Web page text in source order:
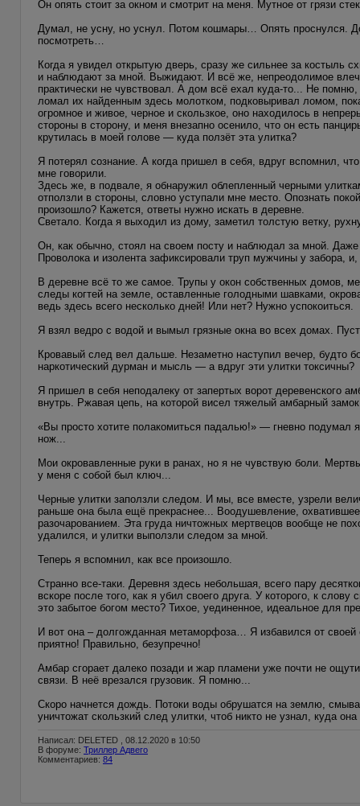
Он опять стоит за окном и смотрит на меня. Мутное от грязи
Думал, не усну, но уснул. Потом кошмары… Опять проснулся.
посмотреть…
Когда я увидел открытую дверь, сразу же сильнее за костыль
и наблюдают за мной. Выжидают. И всё же, непреодолимое
практически не чувствовал. А дом всё ехал куда-то... Не
ломал их найденным здесь молотком, подковыривал ломом,
огромное и живое, черное и скользкое, оно находилось в
стороны в сторону, и меня внезапно осенило, что он есть
крутилась в моей голове — куда ползёт эта улитка?
Я потерял сознание. А когда пришел в себя, вдруг вспомнил,
мне говорили.
Здесь же, в подвале, я обнаружил облепленный черными
отползли в стороны, словно уступали мне место. Опознать
произошло? Кажется, ответы нужно искать в деревне.
Светало. Когда я выходил из дому, заметил толстую ветку,
Он, как обычно, стоял на своем посту и наблюдал за мной.
Проволока и изолента зафиксировали труп мужчины у забора,
В деревне всё то же самое. Трупы у окон собственных домов,
следы когтей на земле, оставленные голодными шавками,
ведь здесь всего несколько дней! Или нет? Нужно успокоиться.
Я взял ведро с водой и вымыл грязные окна во всех домах.
Кровавый след вел дальше. Незаметно наступил вечер, будто
наркотический дурман и мысль — а вдруг эти улитки токсичны?
Я пришел в себя неподалеку от запертых ворот деревенского
внутрь. Ржавая цепь, на которой висел тяжелый амбарный
«Вы просто хотите полакомиться падалью!» — гневно
нож...
Мои окровавленные руки в ранах, но я не чувствую боли.
у меня с собой был ключ...
Черные улитки заползли следом. И мы, все вместе, узрели
раньше она была ещё прекраснее... Воодушевление,
разочарованием. Эта груда ничтожных мертвецов вообще не
удалился, и улитки выползли следом за мной.
Теперь я вспомнил, как все произошло.
Странно все-таки. Деревня здесь небольшая, всего пару
вскоре после того, как я убил своего друга. У которого, к
это забытое богом место? Тихое, уединенное, идеальное для
И вот она – долгожданная метаморфоза… Я избавился от
приятно! Правильно, безупречно!
Амбар сгорает далеко позади и жар пламени уже почти не
связи. В неё врезался грузовик. Я помню...
Скоро начнется дождь. Потоки воды обрушатся на землю,
уничтожат скользкий след улитки, чтоб никто не узнал, куда она
Написал: DELETED , 08.12.2020 в 10:50
В форуме: Триллер Адвего
Комментариев: 84